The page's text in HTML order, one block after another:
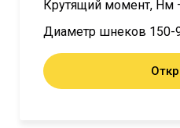
Крутящий момент, Нм
Диаметр шнеков